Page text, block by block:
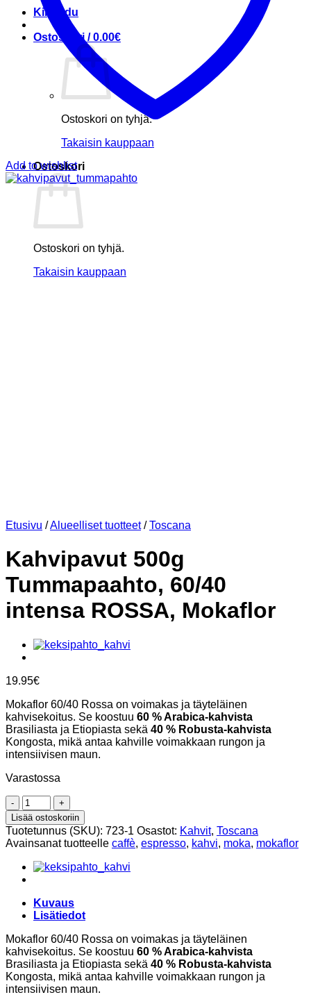
Kirjaudu
Ostoskori /0.00€
Ostoskori on tyhjä.
Takaisin kauppaan
Ostoskori
Ostoskori on tyhjä.
Takaisin kauppaan
Add to wishlist
Etusivu /Alueelliset tuotteet / Toscana
Kahvipavut 500g
Tummapaahto, 60/40
intensa ROSSA, Mokaflor
19.95€
Mokaflor 60/40 Rossa on voimakas ja täyteläinen
kahvisekoitus. Se koostuu 60 % Arabica-kahvista
Brasiliasta ja Etiopiasta sekä 40 % Robusta-kahvista
Kongosta, mikä antaa kahville voimakkaan rungon ja
intensiivisen maun.
Varastossa
Kahvipavut
500g
Tummapaahto,
60/40
intensa
ROSSA,
Mokaflor
Lisää ostoskoriin
Tuotetunnus (SKU): 723-1 Osastot: Kahvit, Toscana
Avainsanat tuotteelle caffè, espresso, kahvi, moka, mokaflor
Kuvaus
Lisätiedot
Mokaflor 60/40 Rossa on voimakas ja täyteläinen
kahvisekoitus. Se koostuu 60 % Arabica-kahvista
Brasiliasta ja Etiopiasta sekä 40 % Robusta-kahvista
Kongosta, mikä antaa kahville voimakkaan rungon ja
intensiivisen maun.